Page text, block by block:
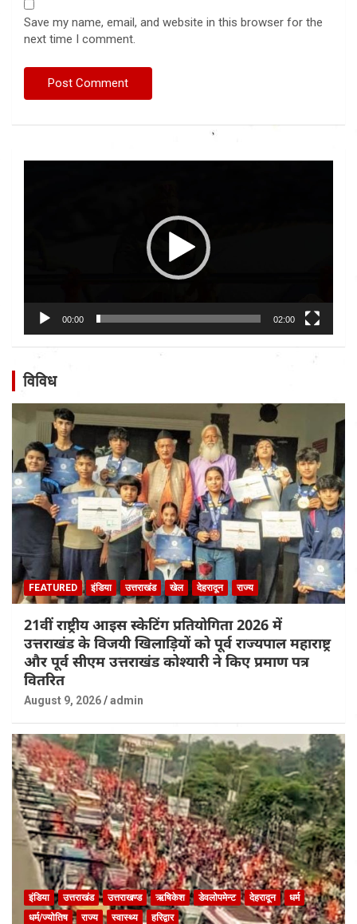
Save my name, email, and website in this browser for the
next time I comment.
00:00 02:00
विविध
FEATURED इंडिया उत्तराखंड खेल देहरादून राज्य
21वीं राष्ट्रीय आइस स्केटिंग प्रतियोगिता 2026 में
उत्तराखंड के विजयी खिलाड़ियों को पूर्व राज्यपाल महाराष्ट्र
और पूर्व सीएम उत्तराखंड कोश्यारी ने किए प्रमाण पत्र
वितरित
August 9, 2026 admin
इंडिया उत्तराखंड उत्तराखण्ड ऋषिकेश डेवलोपमेन्ट देहरादून
धर्म
धर्म/ज्योतिष
राज्य स्वास्थ्य हरिद्वार